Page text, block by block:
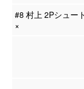
#8 村上 2Pシュート
×